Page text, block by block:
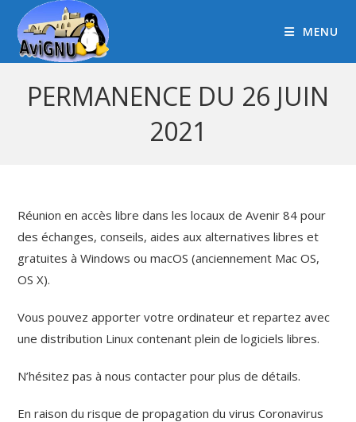
MENU
PERMANENCE DU 26 JUIN
2021
Réunion en accès libre dans les locaux de Avenir 84 pour
des échanges, conseils, aides aux alternatives libres et
gratuites à Windows ou macOS (anciennement Mac OS,
OS X).
Vous pouvez apporter votre ordinateur et repartez avec
une distribution Linux contenant plein de logiciels libres.
N’hésitez pas à nous contacter pour plus de détails.
En raison du risque de propagation du virus Coronavirus